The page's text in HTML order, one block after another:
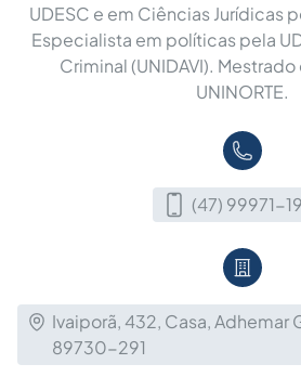
UDESC e em Ciências Jurídicas
Especialista em políticas pela
Criminal (UNIDAVI).
UNINORTE.
(47) 99971-
Ivaiporã, 432, Casa, Adhemar
89730-291